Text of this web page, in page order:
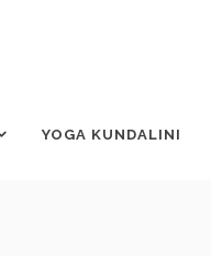
YOGA KUNDALINI